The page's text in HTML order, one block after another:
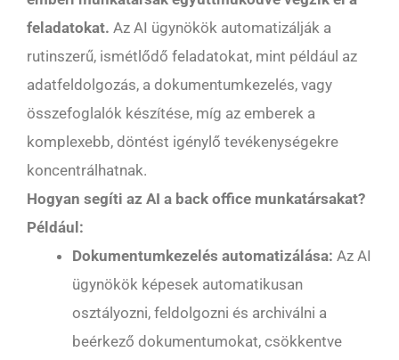
feladatokat. Az AI ügynökök automatizálják a
rutinszerű, ismétlődő feladatokat, mint például az
adatfeldolgozás, a dokumentumkezelés, vagy
összefoglalók készítése, míg az emberek a
komplexebb, döntést igénylő tevékenységekre
koncentrálhatnak.
Hogyan segíti az AI a back office munkatársakat?
Például:
Dokumentumkezelés automatizálása: Az AI
ügynökök képesek automatikusan
osztályozni, feldolgozni és archiválni a
beérkező dokumentumokat, csökkentve